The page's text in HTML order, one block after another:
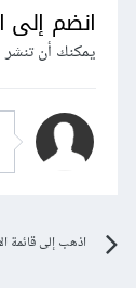
انضم إلى
يمكنك أن
اذهب إلى قائمة